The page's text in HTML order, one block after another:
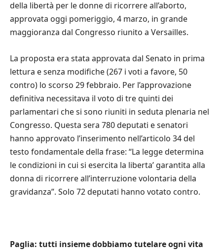
della libertà per le donne di ricorrere all’aborto,
approvata oggi pomeriggio, 4 marzo, in grande
maggioranza dal Congresso riunito a Versailles.
La proposta era stata approvata dal Senato in prima
lettura e senza modifiche (267 i voti a favore, 50
contro) lo scorso 29 febbraio. Per l’approvazione
definitiva necessitava il voto di tre quinti dei
parlamentari che si sono riuniti in seduta plenaria nel
Congresso. Questa sera 780 deputati e senatori
hanno approvato l’inserimento nell’articolo 34 del
testo fondamentale della frase: “La legge determina
le condizioni in cui si esercita la liberta’ garantita alla
donna di ricorrere all’interruzione volontaria della
gravidanza”. Solo 72 deputati hanno votato contro.
Paglia: tutti insieme dobbiamo tutelare ogni vita